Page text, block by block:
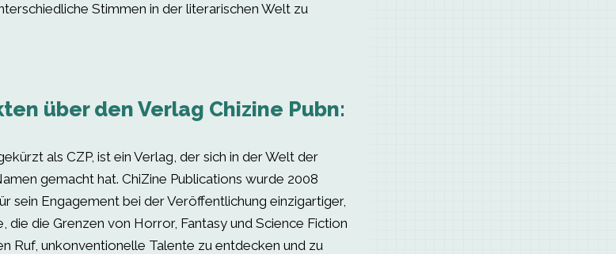
Stimmen in der literarischen Welt zu
über den Verlag Chizine Pubn:
als CZP, ist ein Verlag, der sich in der Welt der
gemacht hat. ChiZine Publications wurde 2008
sein Engagement bei der Veröffentlichung einzigartiger,
die Grenzen von Horror, Fantasy und Science Fiction
Ruf, unkonventionelle Talente zu entdecken und zu